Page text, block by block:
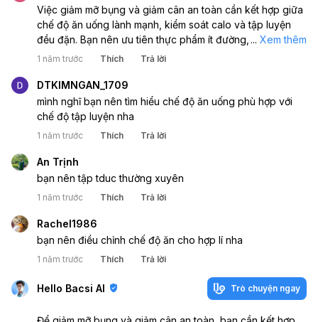
Việc giảm mỡ bụng và giảm cân an toàn cần kết hợp giữa
chế độ ăn uống lành mạnh, kiểm soát calo và tập luyện
đều đặn. Bạn nên ưu tiên thực phẩm ít đường, giàu chất
xơ, tập cardio và tập luyện sức mạnh, đồng thời ngủ đủ
quả lâu dài.
... Xem thêm
1 năm trước Thích Trả lời
DTKIMNGAN_1709
mình nghĩ bạn nên tìm hiểu chế độ ăn uống phù hợp với
chế độ tập luyện nha
1 năm trước Thích Trả lời
An Trịnh
bạn nên tập tduc thường xuyên
1 năm trước Thích Trả lời
Rachel1986
bạn nên điều chỉnh chế độ ăn cho hợp lí nha
1 năm trước Thích Trả lời
Hello Bacsi AI Trò chuyện ngay